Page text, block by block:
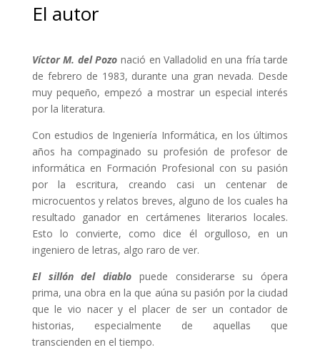
El autor
Víctor M. del Pozo nació en Valladolid en una fría tarde
de febrero de 1983, durante una gran nevada. Desde
muy pequeño, empezó a mostrar un especial interés
por la literatura.
Con estudios de Ingeniería Informática, en los últimos
años ha compaginado su profesión de profesor de
informática en Formación Profesional con su pasión
por la escritura, creando casi un centenar de
microcuentos y relatos breves, alguno de los cuales ha
resultado ganador en certámenes literarios locales.
Esto lo convierte, como dice él orgulloso, en un
ingeniero de letras, algo raro de ver.
El sillón del diablo puede considerarse su ópera
prima, una obra en la que aúna su pasión por la ciudad
que le vio nacer y el placer de ser un contador de
historias, especialmente de aquellas que
transcienden en el tiempo.